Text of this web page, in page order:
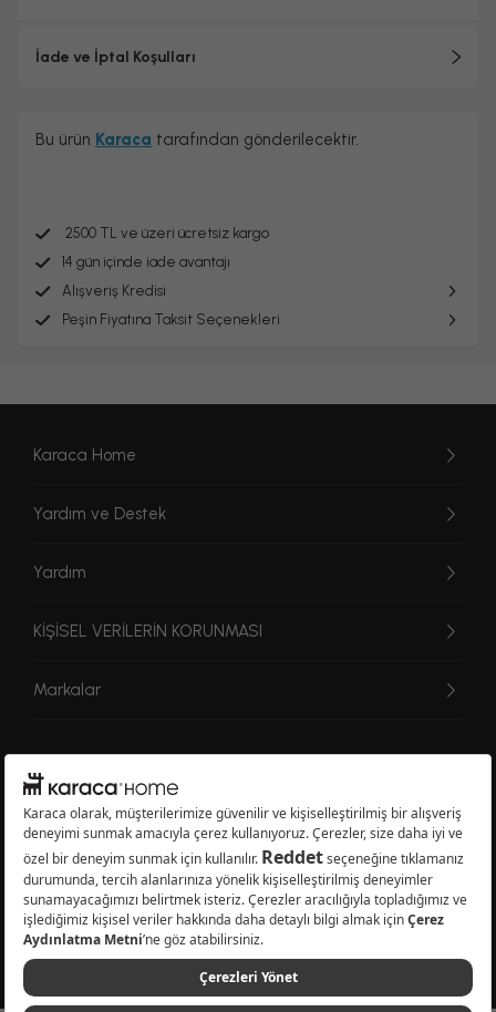
İade ve İptal Koşulları
Bu ürün Karaca tarafından gönderilecektir.
2500 TL ve üzeri ücretsiz kargo
14 gün içinde iade avantajı
Alışveriş Kredisi
Peşin Fiyatına Taksit Seçenekleri
Karaca Home
Yardım ve Destek
Yardım
KİŞİSEL VERİLERİN KORUNMASI
Markalar
© 2026 Karaca Home Collection Tekstil Sanayi ve Ticaret A.Ş. - Tüm hakları
saklıdır.